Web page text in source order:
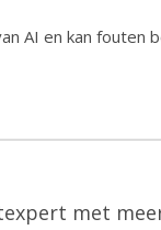
AI en kan fouten
met